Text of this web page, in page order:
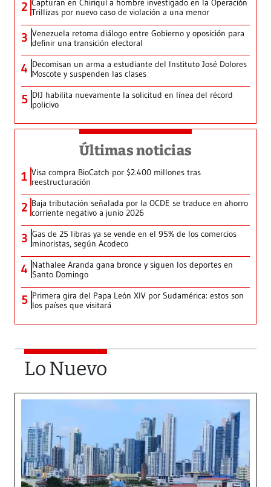
2 Capturan en Chiriquí a hombre investigado en la Operación
Trillizas por nuevo caso de violación a una menor
3 Venezuela retoma diálogo entre Gobierno y oposición para
definir una transición electoral
4 Decomisan un arma a estudiante del Instituto José Dolores
Moscote y suspenden las clases
5 DIJ habilita nuevamente la solicitud en línea del récord
policivo
Últimas noticias
1 Visa compra BioCatch por $2.400 millones tras
reestructuración
2 Baja tributación señalada por la OCDE se traduce en ahorro
corriente negativo a junio 2026
3 Gas de 25 libras ya se vende en el 95% de los comercios
minoristas, según Acodeco
4 Nathalee Aranda gana bronce y siguen los deportes en
Santo Domingo
5 Primera gira del Papa León XIV por Sudamérica: estos son
los países que visitará
Lo Nuevo